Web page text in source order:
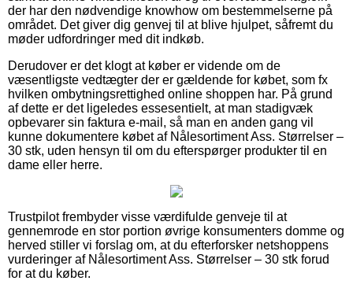
der har den nødvendige knowhow om bestemmelserne på
området. Det giver dig genvej til at blive hjulpet, såfremt du
møder udfordringer med dit indkøb.
Derudover er det klogt at køber er vidende om de
væsentligste vedtægter der er gældende for købet, som fx
hvilken ombytningsrettighed online shoppen har. På grund
af dette er det ligeledes essesentielt, at man stadigvæk
opbevarer sin faktura e-mail, så man en anden gang vil
kunne dokumentere købet af Nålesortiment Ass. Størrelser –
30 stk, uden hensyn til om du efterspørger produkter til en
dame eller herre.
Trustpilot frembyder visse værdifulde genveje til at
gennemrode en stor portion øvrige konsumenters domme og
herved stiller vi forslag om, at du efterforsker netshoppens
vurderinger af Nålesortiment Ass. Størrelser – 30 stk forud
for at du køber.